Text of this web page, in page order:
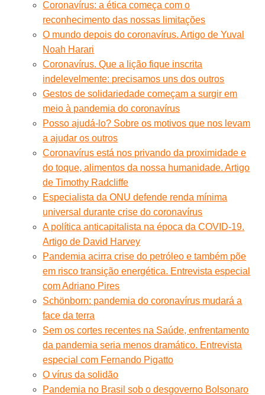
Coronavírus: a ética começa com o
reconhecimento das nossas limitações
O mundo depois do coronavírus. Artigo de Yuval
Noah Harari
Coronavírus. Que a lição fique inscrita
indelevelmente: precisamos uns dos outros
Gestos de solidariedade começam a surgir em
meio à pandemia do coronavírus
Posso ajudá-lo? Sobre os motivos que nos levam
a ajudar os outros
Coronavírus está nos privando da proximidade e
do toque, alimentos da nossa humanidade. Artigo
de Timothy Radcliffe
Especialista da ONU defende renda mínima
universal durante crise do coronavírus
A política anticapitalista na época da COVID-19.
Artigo de David Harvey
Pandemia acirra crise do petróleo e também põe
em risco transição energética. Entrevista especial
com Adriano Pires
Schönborn: pandemia do coronavírus mudará a
face da terra
Sem os cortes recentes na Saúde, enfrentamento
da pandemia seria menos dramático. Entrevista
especial com Fernando Pigatto
O vírus da solidão
Pandemia no Brasil sob o desgoverno Bolsonaro